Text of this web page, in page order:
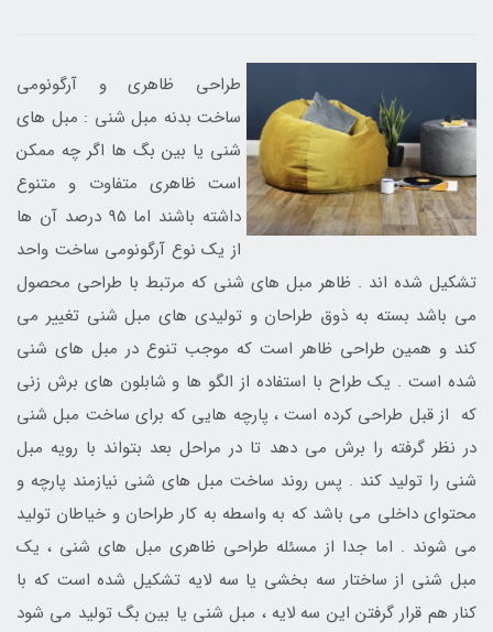
طراحی ظاهری و آرگونومی
ساخت بدنه مبل شنی : مبل های
شنی یا بین بگ ها اگر چه ممکن
است ظاهری متفاوت و متنوع
داشته باشند اما 95 درصد آن ها
از یک نوع آرگونومی ساخت واحد
تشکیل شده اند . ظاهر مبل های شنی که مرتبط با طراحی محصول
می باشد بسته به ذوق طراحان و تولیدی های مبل شنی تغییر می
کند و همین طراحی ظاهر است که موجب تنوع در مبل های شنی
شده است . یک طراح با استفاده از الگو ها و شابلون های برش زنی
که از قبل طراحی کرده است ، پارچه هایی که برای ساخت مبل شنی
در نظر گرفته را برش می دهد تا در مراحل بعد بتواند با رویه مبل
شنی را تولید کند . پس روند ساخت مبل های شنی نیازمند پارچه و
محتوای داخلی می باشد که به واسطه به کار طراحان و خیاطان تولید
می شوند . اما جدا از مسئله طراحی ظاهری مبل های شنی ، یک
مبل شنی از ساختار سه بخشی یا سه لایه تشکیل شده است که با
کنار هم قرار گرفتن این سه لایه ، مبل شنی یا بین بگ تولید می شود